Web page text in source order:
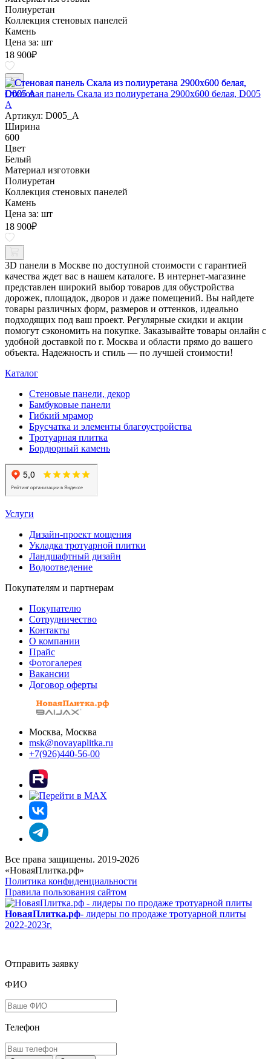
Полиуретан
Коллекция стеновых панелей
Камень
Цена за: шт
18 900₽
Стеновая панель Скала из полиуретана 2900х600 белая, D005
A
Артикул: D005_A
Ширина
600
Цвет
Белый
Материал изготовки
Полиуретан
Коллекция стеновых панелей
Камень
Цена за: шт
18 900₽
3D панели в Москве по доступной стоимости с гарантией
качества ждет вас в нашем каталоге. В интернет-магазине
представлен широкий выбор товаров для обустройства
дорожек, площадок, дворов и даже помещений. Вы найдете
товары различных форм, размеров и оттенков, идеально
подходящих под ваш проект. Регулярные скидки и акции
помогут сэкономить на покупке. Заказывайте товары онлайн с
удобной доставкой по г. Москва и области прямо до вашего
объекта. Надежность и стиль — по лучшей стоимости!
Каталог
Стеновые панели, декор
Бамбуковые панели
Гибкий мрамор
Брусчатка и элементы благоустройства
Тротуарная плитка
Бордюрный камень
Услуги
Дизайн-проект мощения
Укладка тротуарной плитки
Ландшафтный дизайн
Водоотведение
Покупателям и партнерам
Покупателю
Сотрудничество
Контакты
О компании
Прайс
Фотогалерея
Вакансии
Договор оферты
Москва, Москва
msk@novayaplitka.ru
+7(926)440-56-00
Все права защищены. 2019-2026
«НоваяПлитка.рф»
Политика конфиденциальности
Правила пользования сайтом
НоваяПлитка.рф- лидеры по продаже тротуарной плиты
2022-2023г.
Отправить заявку
ФИО
Телефон